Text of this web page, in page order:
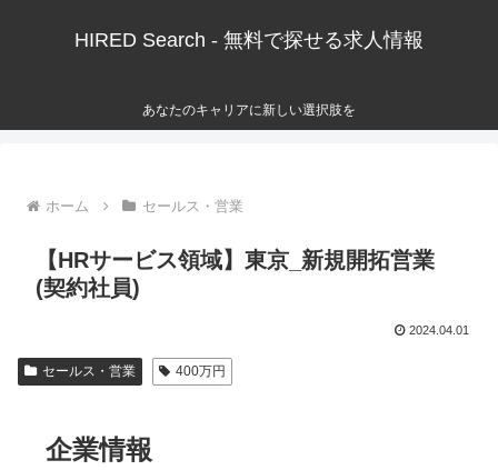
HIRED Search - 無料で探せる求人情報
あなたのキャリアに新しい選択肢を
ホーム セールス・営業
【HRサービス領域】東京_新規開拓営業
(契約社員)
2024.04.01
セールス・営業 400万円
企業情報